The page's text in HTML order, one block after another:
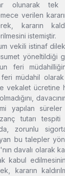
olunarak tek
verilen
kararın
istemiştir.
vekili istinaf
feri
müdahil
vekalet ücretine
yapılan
tutarı tespiti
zorunlu
bu talepler
davalı olarak
kabul
kararın